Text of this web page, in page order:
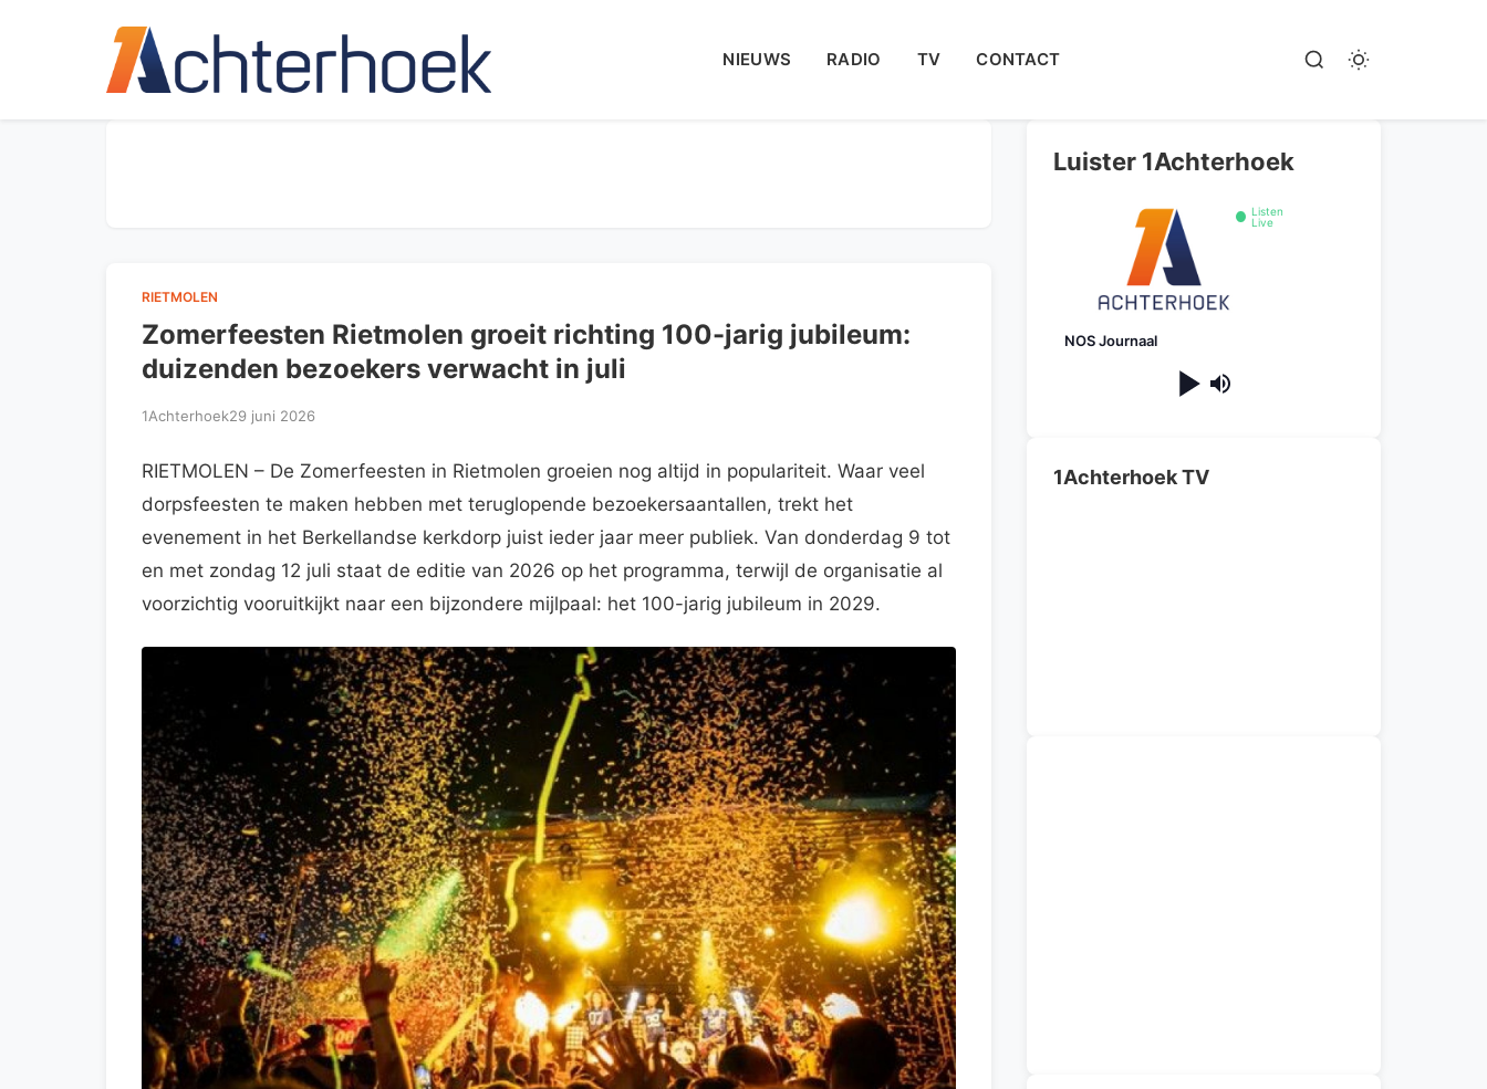
NIEUWS RADIO TV CONTACT
RIETMOLEN
Zomerfeesten Rietmolen groeit richting 100-jarig jubileum:
duizenden bezoekers verwacht in juli
1Achterhoek29 juni 2026
RIETMOLEN – De Zomerfeesten in Rietmolen groeien nog altijd in populariteit. Waar veel
dorpsfeesten te maken hebben met teruglopende bezoekersaantallen, trekt het
evenement in het Berkellandse kerkdorp juist ieder jaar meer publiek. Van donderdag 9 tot
en met zondag 12 juli staat de editie van 2026 op het programma, terwijl de organisatie al
voorzichtig vooruitkijkt naar een bijzondere mijlpaal: het 100-jarig jubileum in 2029.
Luister 1Achterhoek
Listen
Live
NOS Journaal
1Achterhoek TV